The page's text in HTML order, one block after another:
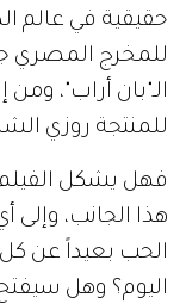
حقيقية في عالم
للمخرج المصري
للمنتجة روزي
فهل يشكل الفيلم
هذا الجانب،
الحب بعيداً عن
اليوم؟ وهل سيفتح